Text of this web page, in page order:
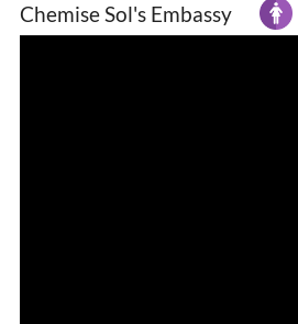
Chemise Sol's Embassy